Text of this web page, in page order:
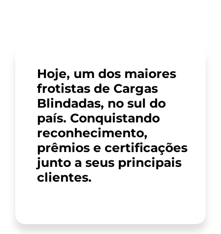
Hoje, um dos maiores
frotistas de Cargas
Blindadas, no sul do
país. Conquistando
reconhecimento,
prêmios e certificações
junto a seus principais
clientes.